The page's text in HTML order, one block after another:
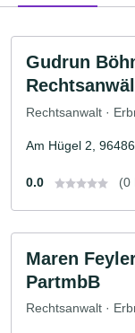
Gudrun
Rechtsanwalt ·
Am Hügel 2,
0.0 (0
Maren
PartmbB
Rechtsanwalt ·